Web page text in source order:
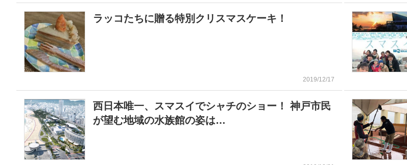
ラッコたちに贈る特別クリスマスケーキ！
2019/12/17
西日本唯一、スマスイでシャチのショー！ 神戸市民
が望む地域の水族館の姿は…